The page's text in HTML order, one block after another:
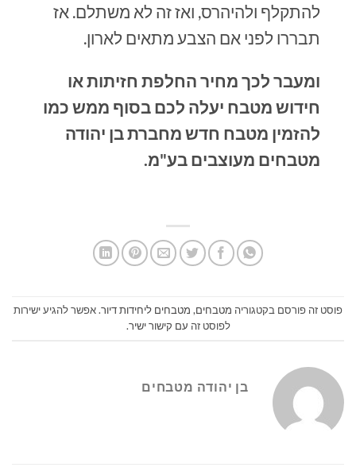
להתקלף ולהיהרס, ואז זה לא משתלם. אז
תבררו לפני אם הצבע מתאים לארון.
ומעבר לכך מחיר החלפת חזיתות או
חידוש מטבח יעלה לכם בסוף ממש כמו
להזמין מטבח חדש מחברת בן יהודה
מטבחים מעוצבים בע"מ.
פוסט זה פורסם בקטגוריה מטבחים, מטבחים ליחידות דיור. אפשר להגיע ישירות
לפוסט זה עם קישור ישיר.
בן יהודה מטבחים